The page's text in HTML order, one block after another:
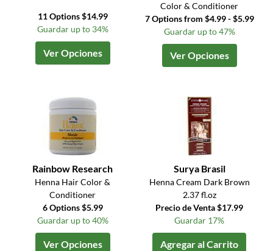
11 Options $14.99
Guardar up to 34%
Ver Opciones
Color & Conditioner
7 Options from $4.99 - $5.99
Guardar up to 47%
Ver Opciones
Rainbow Research
Henna Hair Color &
Conditioner
6 Options $5.99
Guardar up to 40%
Ver Opciones
Surya Brasil
Henna Cream Dark Brown
2.37 fl.oz
Precio de Venta $17.99
Guardar 17%
Agregar al Carrito